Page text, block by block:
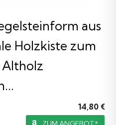
aus
Holzkiste zum
14,80 €